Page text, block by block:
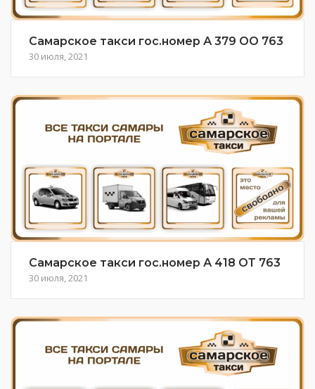
Самарское такси гос.номер А 379 ОО 763
30 июля, 2021
Самарское такси гос.номер А 418 ОТ 763
30 июля, 2021